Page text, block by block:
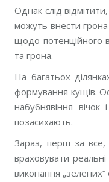
Однак слід
можуть внести грона
щодо потенційного
та грона.
На багатьох
формування кущів.
набубнявіння
позасихають.
Зараз, перш за все,
враховувати
виконання